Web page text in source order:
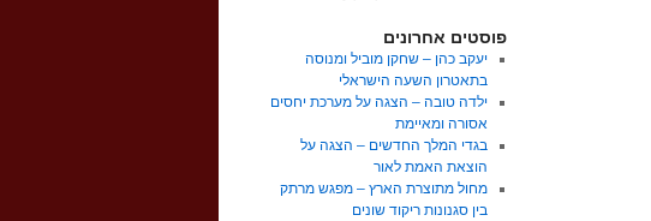
פוסטים אחרונים
יעקב כהן – שחקן מוביל ומנוסה
בתאטרון השעה הישראלי
ילדה טובה – הצגה על מערכת יחסים
אסורה ומאיימת
בגדי המלך החדשים – הצגה על
הוצאת האמת לאור
מחול מתוצרת הארץ – מפגש מרתק
בין סגנונות ריקוד שונים